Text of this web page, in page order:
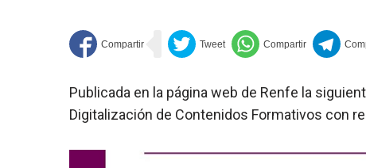
Publicada en la página web de Renfe la
Digitalización de Contenidos Formativos con